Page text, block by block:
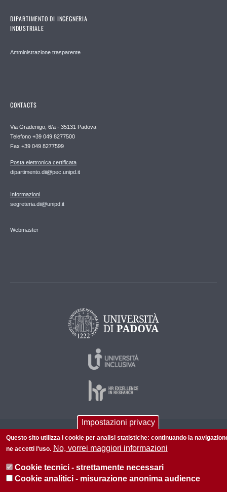
DIPARTIMENTO DI INGEGNERIA
INDUSTRIALE
Amministrazione trasparente
CONTACTS
Via Gradenigo, 6/a - 35131 Padova
Telefono +39 049 8277500
Fax +39 049 8277599
Posta elettronica certificata
dipartimento.dii@pec.unipd.it
Informazioni
segreteria.dii@unipd.it
Webmaster
© 2026 Università di Padova - Tutti i diritti riservati
P.I. 00742430283 C.F. 80006480281
Amministrazione trasparente Privacy
Impostazioni privacy
Questo sito utilizza i cookie per analisi statistiche: continuando la
ne accetti l'uso. No, vorrei maggiori informazioni
Cookie tecnici - strettamente necessari
Cookie analitici - misurazione anonima audience